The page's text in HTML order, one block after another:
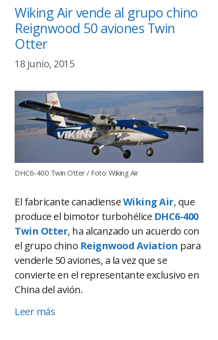
Wiking Air vende al grupo chino
Reignwood 50 aviones Twin
Otter
18 junio, 2015
DHC6-400 Twin Otter / Foto: Wiking Air
El fabricante canadienseWiking Air, que
produce el bimotor turbohélice DHC6-400
Twin Otter, ha alcanzado un acuerdo con
el grupo chino Reignwood Aviation para
venderle 50 aviones, a la vez que se
convierte en el representante exclusivo en
China del avión.
Leer más